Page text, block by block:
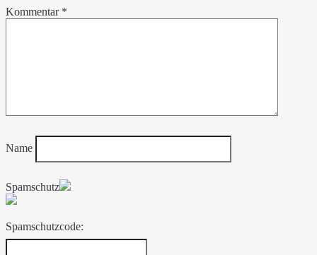
Kommentar *
Name
Spamschutz
Spamschutzcode: